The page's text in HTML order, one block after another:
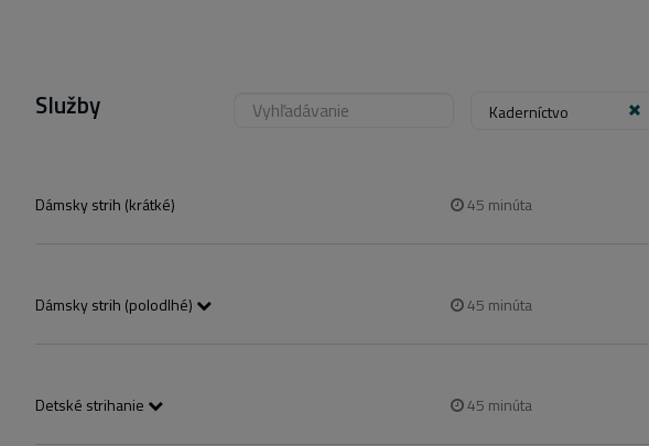
Služby Kaderníctvo
Dámsky strih (krátké) 45 minúta
Dámsky strih (polodlhé) 45 minúta
Detské strihanie 45 minúta